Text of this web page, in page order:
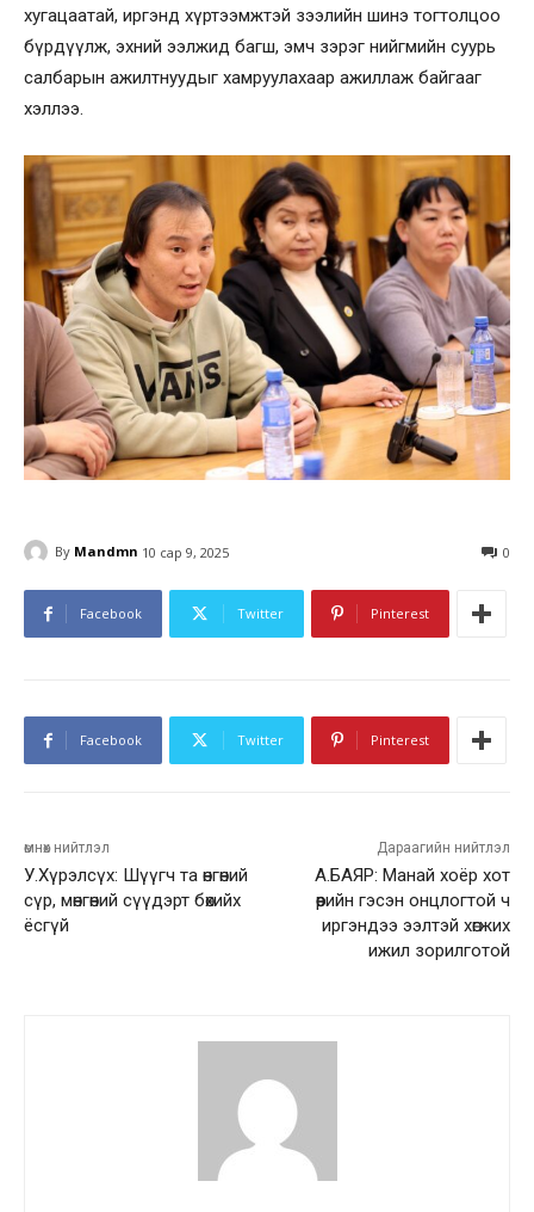
хугацаатай, иргэнд хүртээмжтэй зээлийн шинэ тогтолцоо
бүрдүүлж, эхний ээлжид багш, эмч зэрэг нийгмийн суурь
салбарын ажилтнуудыг хамруулахаар ажиллаж байгааг
хэллээ.
By Mandmn 10 сар 9, 2025 0
Facebook Twitter Pinterest
Facebook Twitter Pinterest
өмнөх нийтлэл
У.Хүрэлсүх: Шүүгч та өнгөний
сүр, мөнгөний сүүдэрт бөхийх
ёсгүй
Дараагийн нийтлэл
А.БАЯР: Манай хоёр хот
өөрийн гэсэн онцлогтой ч
иргэндээ ээлтэй хөгжих
ижил зорилготой